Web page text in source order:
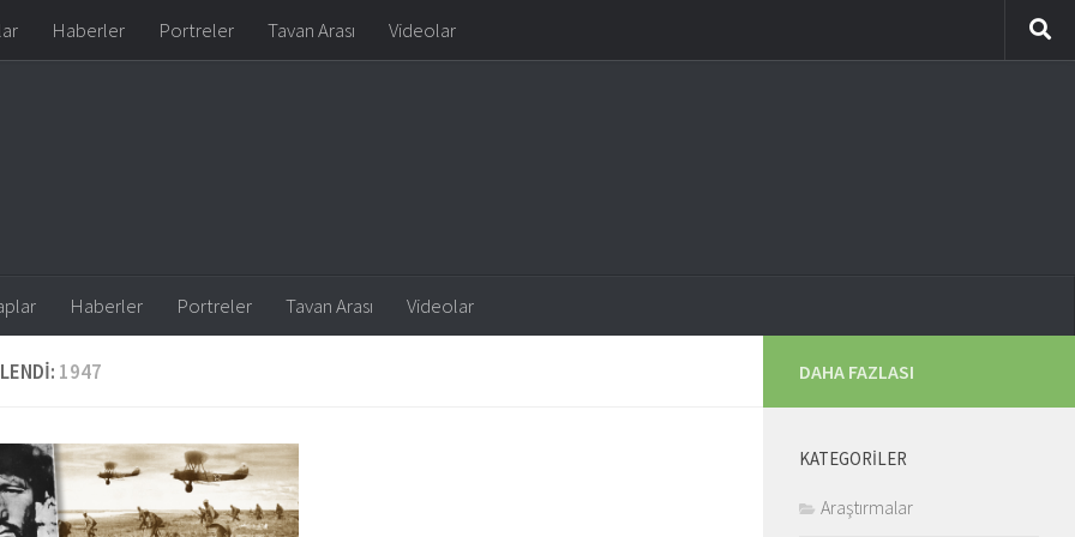
Haberler Portreler Tavan Arası Videolar
Haberler Portreler Tavan Arası Videolar
1947 DAHA FAZLASI
KATEGORILER
Araştırmalar